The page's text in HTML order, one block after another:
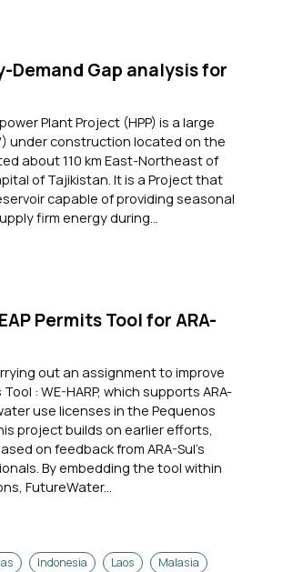
Demand Gap analysis for
Plant Project (HPP) is a large
under construction located on the
about 110 km East-Northeast of
of Tajikistan. It is a Project that
capable of providing seasonal
firm energy during...
Permits Tool for ARA-
out an assignment to improve
: WE-HARP, which supports ARA-
use licenses in the Pequenos
project builds on earlier efforts,
on feedback from ARA-Sul’s
By embedding the tool within
FutureWater...
Indonesia Laos
Malasia